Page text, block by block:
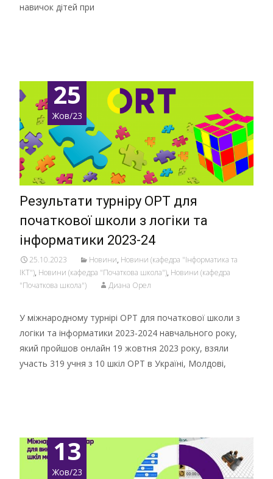
навичок дітей при
25
Жов/23
Результати турніру ОРТ для
початкової школи з логіки та
інформатики 2023-24
25.10.2023 Новини, Новини (кафедра "Інформатика та
ІКТ"), Новини (кафедра "Початкова школа"), Новини (кафедра
"Початкова школа")
Диана Орел
У міжнародному турнірі ОРТ для початкової школи з
логіки та інформатики 2023-2024 навчального року,
який пройшов онлайн 19 жовтня 2023 року, взяли
участь 319 учня з 10 шкіл ОРТ в Україні, Молдові,
13
Жов/23